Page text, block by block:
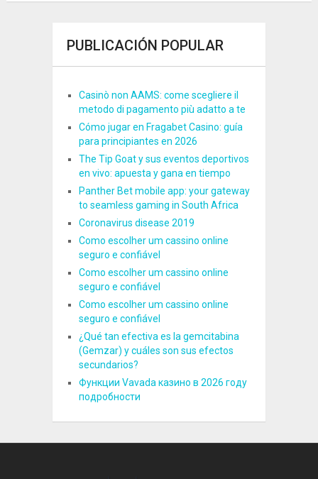
PUBLICACIÓN POPULAR
Casinò non AAMS: come scegliere il
metodo di pagamento più adatto a te
Cómo jugar en Fragabet Casino: guía
para principiantes en 2026
The Tip Goat y sus eventos deportivos
en vivo: apuesta y gana en tiempo
Panther Bet mobile app: your gateway
to seamless gaming in South Africa
Coronavirus disease 2019
Como escolher um cassino online
seguro e confiável
Como escolher um cassino online
seguro e confiável
Como escolher um cassino online
seguro e confiável
¿Qué tan efectiva es la gemcitabina
(Gemzar) y cuáles son sus efectos
secundarios?
Функции Vavada казино в 2026 году
подробности